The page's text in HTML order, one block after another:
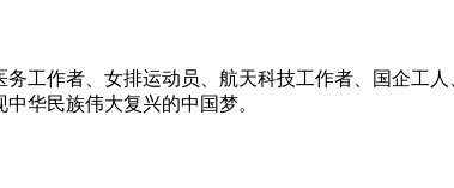
工作者、女排运动员、航天科技工作者、国企工
华民族伟大复兴的中国梦。